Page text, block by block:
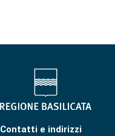
Contatti e indirizzi